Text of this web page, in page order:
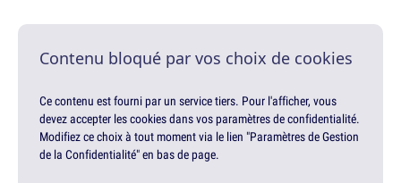
Contenu bloqué par vos choix de cookies
Ce contenu est fourni par un service tiers. Pour l'afficher, vous
devez accepter les cookies dans vos paramètres de confidentialité.
Modifiez ce choix à tout moment via le lien "Paramètres de Gestion
de la Confidentialité" en bas de page.